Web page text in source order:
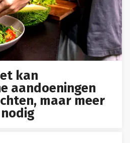
kan
aandoeningen
maar meer